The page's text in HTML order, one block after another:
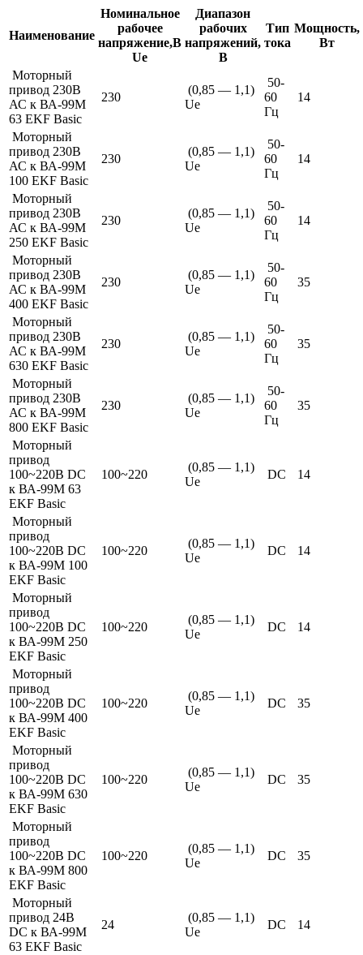
Наименование
Номинальное
рабочее
напряжение,В
Ue
Диапазон
рабочих
напряжений,
B
Тип
тока
Мощность,
Вт
Моторный
привод 230В
АС к ВА-99М
63 EKF Basic
230
(0,85 — 1,1)
Ue
50-
60
Гц
14
Моторный
привод 230В
АС к ВА-99М
100 EKF Basic
230
(0,85 — 1,1)
Ue
50-
60
Гц
14
Моторный
привод 230В
АС к ВА-99М
250 EKF Basic
230
(0,85 — 1,1)
Ue
50-
60
Гц
14
Моторный
привод 230В
АС к ВА-99М
400 EKF Basic
230
(0,85 — 1,1)
Ue
50-
60
Гц
35
Моторный
привод 230В
АС к ВА-99М
630 EKF Basic
230
(0,85 — 1,1)
Ue
50-
60
Гц
35
Моторный
привод 230В
АС к ВА-99М
800 EKF Basic
230
(0,85 — 1,1)
Ue
50-
60
Гц
35
Моторный
привод
100~220В DC
к ВА-99М 63
EKF Basic
100~220
(0,85 — 1,1)
Ue
DC 14
Моторный
привод
100~220В DC
к ВА-99М 100
EKF Basic
100~220
(0,85 — 1,1)
Ue
DC 14
Моторный
привод
100~220В DC
к ВА-99М 250
EKF Basic
100~220
(0,85 — 1,1)
Ue
DC 14
Моторный
привод
100~220В DC
к ВА-99М 400
EKF Basic
100~220
(0,85 — 1,1)
Ue
DC 35
Моторный
привод
100~220В DC
к ВА-99М 630
EKF Basic
100~220
(0,85 — 1,1)
Ue
DC 35
Моторный
привод
100~220В DC
к ВА-99М 800
EKF Basic
100~220
(0,85 — 1,1)
Ue
DC 35
Моторный
привод 24В
DC к ВА-99М
63 EKF Basic
24
(0,85 — 1,1)
Ue
DC 14